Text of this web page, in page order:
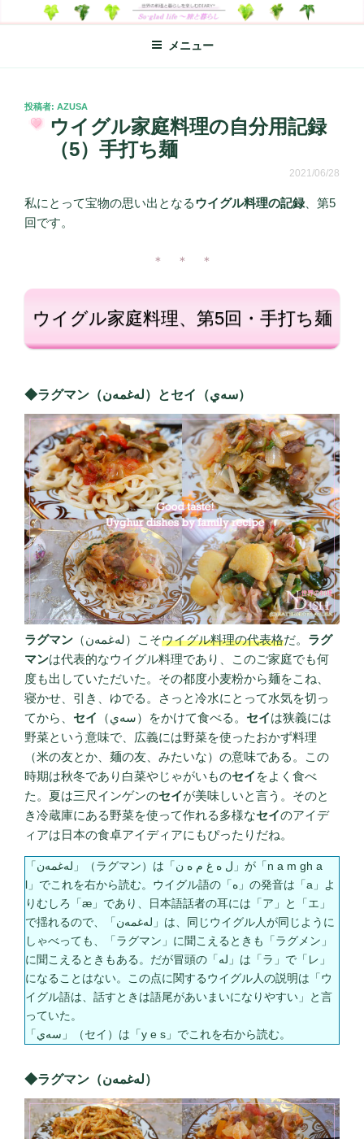
ン
ン
SO-GLAD LIFE～旅と暮らし
世界の料理のエッセイやレシピ、シンプルライフ、楽しい暮らしなどを
綴る、世界248か国を旅した松本あづさのDIARYです
メニュー
投
稿
投稿者: AZUSA
ウイグル家庭料理の自分用記録
（5）手打ち麺
2021/06/28
私にとって宝物の思い出となるウイグル料理の記録、第5
回です。
＊ ＊ ＊
ウイグル家庭料理、第5回・手打ち麺
◆ラグマン（لەغمەن）とセイ（سەي）
ラグマン （لەغمەن）こそウイグル料理の代表格だ。 ラグ
マンは代表的なウイグル料理であり、このご家庭でも何
度も出していただいた。その都度小麦粉から麺をこね、
寝かせ、引き、ゆでる。さっと冷水にとって水気を切っ
てから、 セイ （سەي）をかけて食べる。 セイは狭義には
野菜という意味で、広義には野菜を使ったおかず料理
（米の友とか、麺の友、みたいな）の意味である。この
時期は秋冬であり白菜やじゃがいものセイ をよく食べ
た。夏は三尺インゲンのセイが美味しいと言う。そのと
き冷蔵庫にある野菜を使って作れる多様なセイのアイデ
ィアは日本の食卓アイディアにもぴったりだね。
「لەغمەن」（ラグマン）は「ل ە غ م ە ن」が「n a m gh a
l」でこれを右から読む。ウイグル語の「ە」の発音は「a」よ
りむしろ「æ」であり、日本語話者の耳には「ア」と「エ」
で揺れるので、「لەغمەن」は、同じウイグル人が同じように
しゃべっても、「ラグマン」に聞こえるときも「ラグメン」
に聞こえるときもある。だが冒頭の「لە」は「ラ」で「レ」
になることはない。この点に関するウイグル人の説明は「ウ
イグル語は、話すときは語尾があいまいになりやすい」と言
っていた。
「سەي」（セイ）は「y e s」でこれを右から読む。
◆ラグマン（لەغمەن）